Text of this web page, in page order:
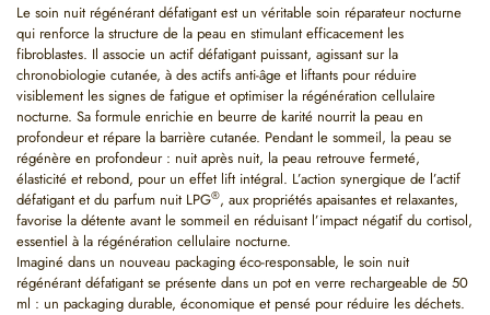
Le soin nuit régénérant défatigant est un véritable soin réparateur nocturne
qui renforce la structure de la peau en stimulant efficacement les
fibroblastes. Il associe un actif défatigant puissant, agissant sur la
chronobiologie cutanée, à des actifs anti-âge et liftants pour réduire
visiblement les signes de fatigue et optimiser la régénération cellulaire
nocturne. Sa formule enrichie en beurre de karité nourrit la peau en
profondeur et répare la barrière cutanée. Pendant le sommeil, la peau se
régénère en profondeur : nuit après nuit, la peau retrouve fermeté,
élasticité et rebond, pour un effet lift intégral. L’action synergique de l’actif
défatigant et du parfum nuit LPG®, aux propriétés apaisantes et relaxantes,
favorise la détente avant le sommeil en réduisant l’impact négatif du cortisol,
essentiel à la régénération cellulaire nocturne.
Imaginé dans un nouveau packaging éco-responsable, le soin nuit
régénérant défatigant se présente dans un pot en verre rechargeable de 50
ml : un packaging durable, économique et pensé pour réduire les déchets.